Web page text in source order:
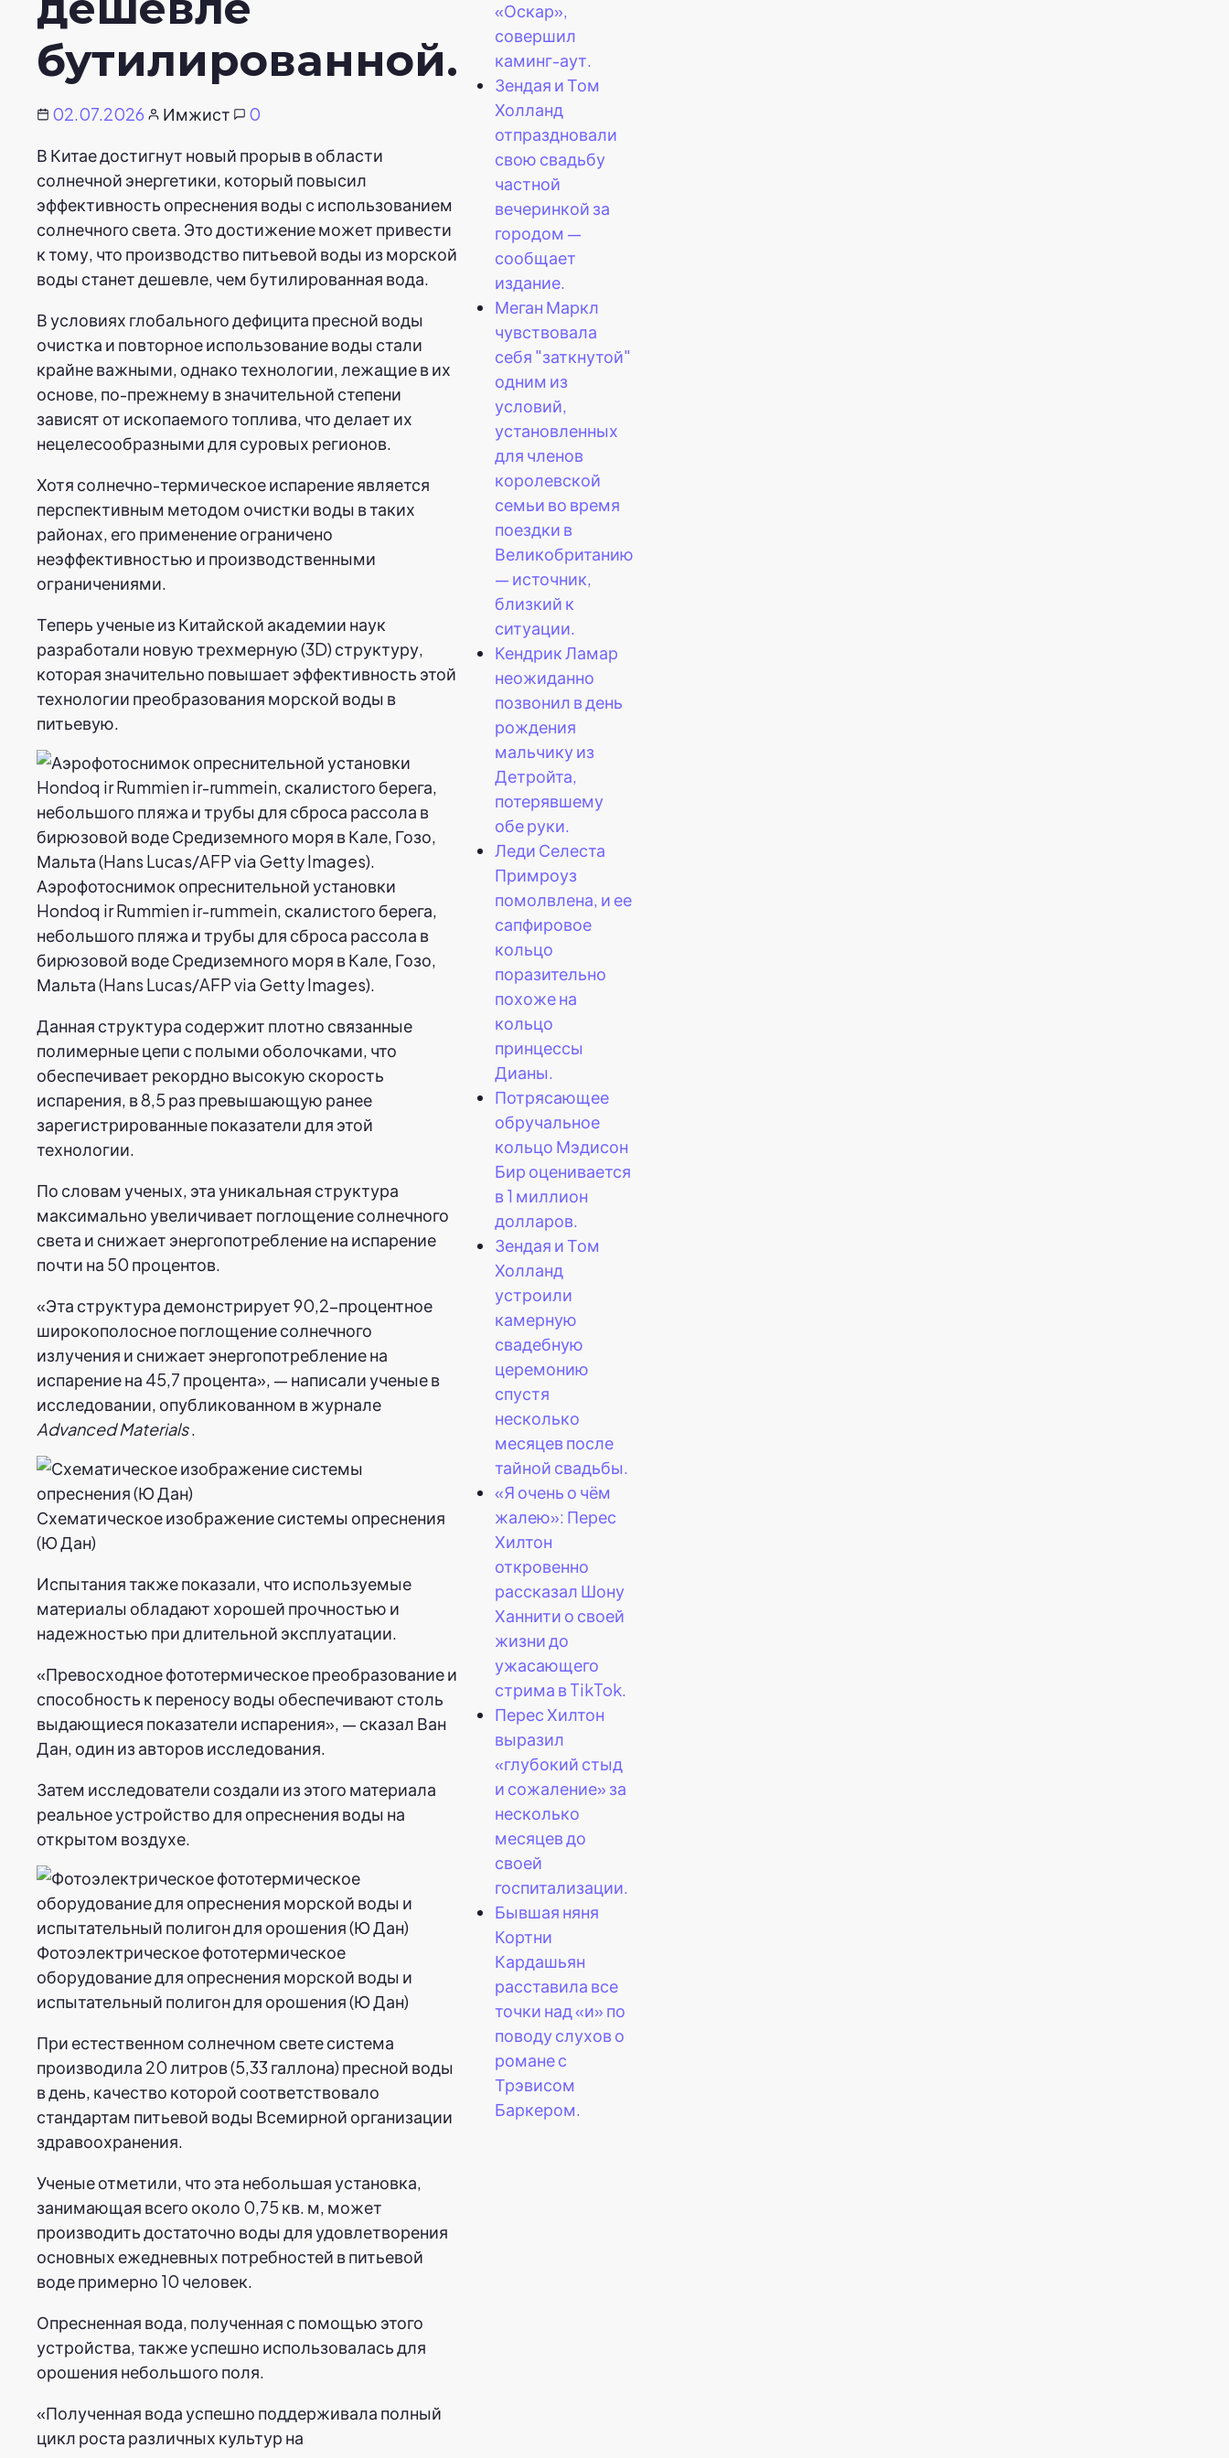
бутилированной.
02.07.2026 Имжист
0
В Китае достигнут новый прорыв в области
солнечной энергетики, который повысил
эффективность опреснения воды с использованием
солнечного света. Это достижение может привести
к тому, что производство питьевой воды из морской
воды станет дешевле, чем бутилированная вода.
В условиях глобального дефицита пресной воды
очистка и повторное использование воды стали
крайне важными, однако технологии, лежащие в их
основе, по-прежнему в значительной степени
зависят от ископаемого топлива, что делает их
нецелесообразными для суровых регионов.
Хотя солнечно-термическое испарение является
перспективным методом очистки воды в таких
районах, его применение ограничено
неэффективностью и производственными
ограничениями.
Теперь ученые из Китайской академии наук
разработали новую трехмерную (3D) структуру,
которая значительно повышает эффективность этой
технологии преобразования морской воды в
питьевую.
Аэрофотоснимок опреснительной установки
Hondoq ir Rummien ir-rummein, скалистого берега,
небольшого пляжа и трубы для сброса рассола в
бирюзовой воде Средиземного моря в Кале, Гозо,
Мальта (Hans Lucas/AFP via Getty Images).
Данная структура содержит плотно связанные
полимерные цепи с полыми оболочками, что
обеспечивает рекордно высокую скорость
испарения, в 8,5 раз превышающую ранее
зарегистрированные показатели для этой
технологии.
По словам ученых, эта уникальная структура
максимально увеличивает поглощение солнечного
света и снижает энергопотребление на испарение
почти на 50 процентов.
«Эта структура демонстрирует 90,2-процентное
широкополосное поглощение солнечного
излучения и снижает энергопотребление на
испарение на 45,7 процента», — написали ученые в
исследовании, опубликованном в журнале
Advanced Materials.
Схематическое изображение системы опреснения
(Ю Дан)
Испытания также показали, что используемые
материалы обладают хорошей прочностью и
надежностью при длительной эксплуатации.
«Превосходное фототермическое преобразование и
способность к переносу воды обеспечивают столь
выдающиеся показатели испарения», — сказал Ван
Дан, один из авторов исследования.
Затем исследователи создали из этого материала
реальное устройство для опреснения воды на
открытом воздухе.
Фотоэлектрическое фототермическое
оборудование для опреснения морской воды и
испытательный полигон для орошения (Ю Дан)
При естественном солнечном свете система
производила 20 литров (5,33 галлона) пресной воды
в день, качество которой соответствовало
стандартам питьевой воды Всемирной организации
здравоохранения.
Ученые отметили, что эта небольшая установка,
занимающая всего около 0,75 кв. м, может
производить достаточно воды для удовлетворения
основных ежедневных потребностей в питьевой
воде примерно 10 человек.
Опресненная вода, полученная с помощью этого
устройства, также успешно использовалась для
орошения небольшого поля.
«Полученная вода успешно поддерживала полный
цикл роста различных культур на
«Оскар»,
совершил
каминг-аут.
Зендая и Том
Холланд
отпраздновали
свою свадьбу
частной
вечеринкой за
городом —
сообщает
издание.
Меган Маркл
чувствовала
себя "заткнутой"
одним из
условий,
установленных
для членов
королевской
семьи во время
поездки в
Великобританию
— источник,
близкий к
ситуации.
Кендрик Ламар
неожиданно
позвонил в день
рождения
мальчику из
Детройта,
потерявшему
обе руки.
Леди Селеста
Примроуз
помолвлена, и ее
сапфировое
кольцо
поразительно
похоже на
кольцо
принцессы
Дианы.
Потрясающее
обручальное
кольцо Мэдисон
Бир оценивается
в 1 миллион
долларов.
Зендая и Том
Холланд
устроили
камерную
свадебную
церемонию
спустя
несколько
месяцев после
тайной свадьбы.
«Я очень о чём
жалею»: Перес
Хилтон
откровенно
рассказал Шону
Ханнити о своей
жизни до
ужасающего
стрима в TikTok.
Перес Хилтон
выразил
«глубокий стыд
и сожаление» за
несколько
месяцев до
своей
госпитализации.
Бывшая няня
Кортни
Кардашьян
расставила все
точки над «и» по
поводу слухов о
романе с
Трэвисом
Баркером.